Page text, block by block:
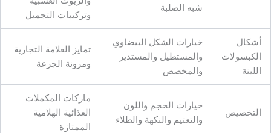
شبه الصلبة
وتركيبات التجميل
أشكال
الكبسولات
اللينة
خيارات الشكل البيضاوي
والمستطيل والمستدير
والمخصص
تمايز العلامة التجارية
ومرونة الجرعة
التخصيص
خيارات الحجم واللون
والتعتيم والنكهة والطلاء
ماركات المكملات
الغذائية الهلامية
الممتازة